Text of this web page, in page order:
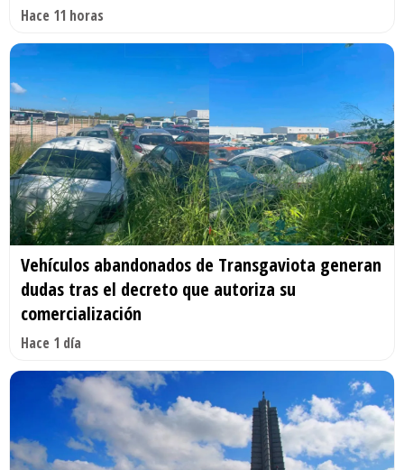
Hace 11 horas
Vehículos abandonados de Transgaviota generan
dudas tras el decreto que autoriza su
comercialización
Hace 1 día